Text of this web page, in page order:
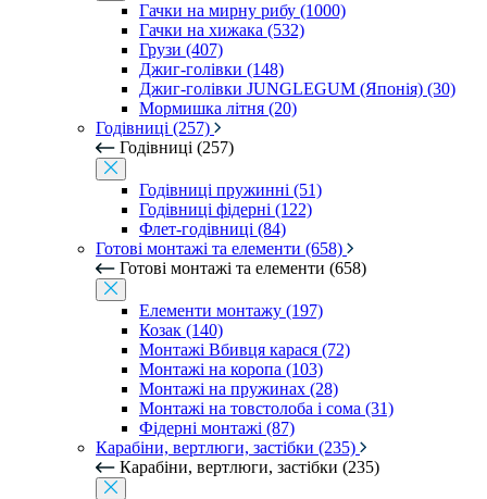
Гачки на мирну рибу (1000)
Гачки на хижака (532)
Грузи (407)
Джиг-голівки (148)
Джиг-голівки JUNGLEGUM (Японія) (30)
Мормишка літня (20)
Годівниці (257)
Годівниці (257)
Годівниці пружинні (51)
Годівниці фідерні (122)
Флет-годівниці (84)
Готові монтажі та елементи (658)
Готові монтажі та елементи (658)
Елементи монтажу (197)
Козак (140)
Монтажі Вбивця карася (72)
Монтажі на коропа (103)
Монтажі на пружинах (28)
Монтажі на товстолоба і сома (31)
Фідерні монтажі (87)
Карабіни, вертлюги, застібки (235)
Карабіни, вертлюги, застібки (235)